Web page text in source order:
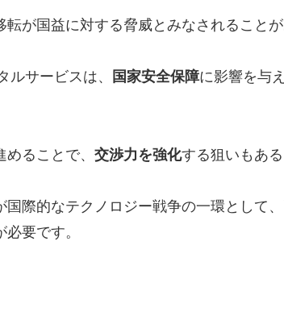
転が国益に対する脅威とみなされることが
ルサービスは、 国家安全保障に影響を与
ることで、 交渉力を強化する狙いもある
国際的なテクノロジー戦争の一環として
要です。